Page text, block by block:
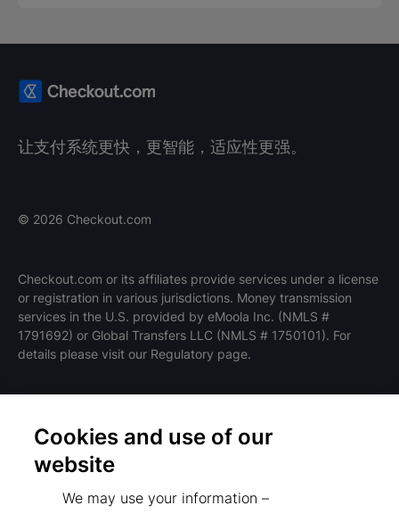
让支付系统更快，更智能，适应性更强。
© 2026 Checkout.com
Checkout.com or its affiliates provide services under a license
or registration in various jurisdictions. Money transmission
services in the U.S. provided by eMoola Inc. (NMLS #
1791692) or Global Transfers LLC (NMLS # 1750101). For
details please visit our Regulatory page.
条款和政策
隐私政策
监管机构
Cookies and use of our
website
We may use your information –